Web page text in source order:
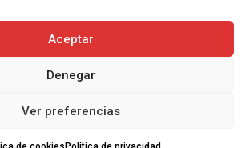
Aceptar
Denegar
Ver preferencias